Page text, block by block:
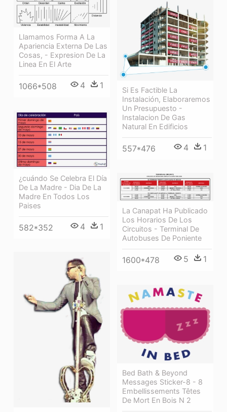
Llamamos Forma A La
Apariencia Externa De Las
Cosas, - Expresion De La
Linea En El Arte
1066*508 4 1
Si Es Factible La
Instalación, Elaboraremos
Un Presupuesto -
Instalacion De Gas
Natural En Edificios
557*476 4 1
¿cuándo Se Celebra El Día
De La Madre - Dia De La
Madre En Todos Los
Paises
582*352 4 1
La Canapat Ha Publicado
Los Horarios De Los
Circuitos - Terminal De
Autobuses De Poniente
1600*478 5 1
Bed Bath & Beyond
Messages Sticker-8 - 8
Embellissements Têtes
De Mort En Bois N 2